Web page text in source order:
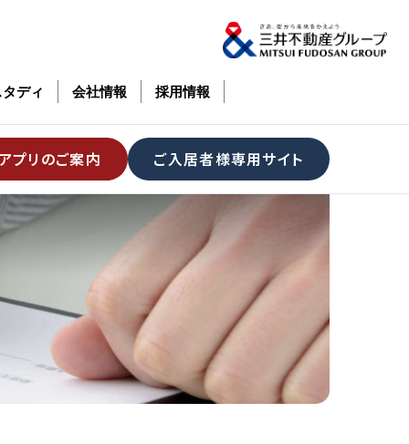
ディ 会社情報 採用情報
アプリのご案内